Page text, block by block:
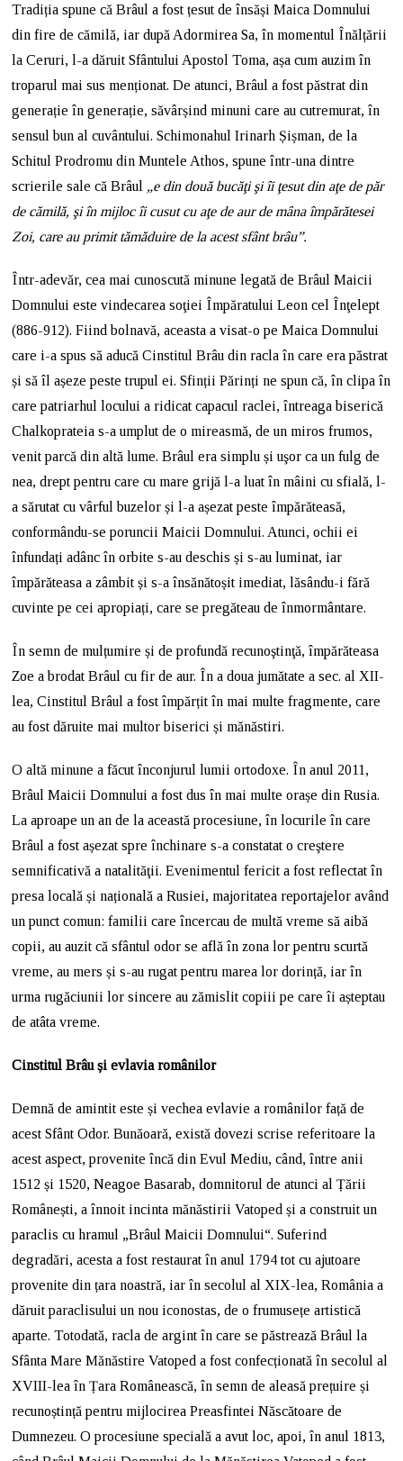
Tradiția spune că Brâul a fost țesut de însăși Maica Domnului
din fire de cămilă, iar după Adormirea Sa, în momentul Înălțării
la Ceruri, l-a dăruit Sfântului Apostol Toma, așa cum auzim în
troparul mai sus menționat. De atunci, Brâul a fost păstrat din
generație în generație, săvârșind minuni care au cutremurat, în
sensul bun al cuvântului. Schimonahul Irinarh Șișman, de la
Schitul Prodromu din Muntele Athos, spune într-una dintre
scrierile sale că Brâul „e din două bucăţi şi îi ţesut din aţe de păr
de cămilă, şi în mijloc îi cusut cu aţe de aur de mâna împărătesei
Zoi, care au primit tămăduire de la acest sfânt brâu”.
Într-adevăr, cea mai cunoscută minune legată de Brâul Maicii
Domnului este vindecarea soţiei Împăratului Leon cel Înţelept
(886-912). Fiind bolnavă, aceasta a visat-o pe Maica Domnului
care i-a spus să aducă Cinstitul Brâu din racla în care era păstrat
și să îl așeze peste trupul ei. Sfinții Părinți ne spun că, în clipa în
care patriarhul locului a ridicat capacul raclei, întreaga biserică
Chalkoprateia s-a umplut de o mireasmă, de un miros frumos,
venit parcă din altă lume. Brâul era simplu și uşor ca un fulg de
nea, drept pentru care cu mare grijă l-a luat în mâini cu sfială, l-
a sărutat cu vârful buzelor și l-a așezat peste împărăteasă,
conformându-se poruncii Maicii Domnului. Atunci, ochii ei
înfundați adânc în orbite s-au deschis și s-au luminat, iar
împărăteasa a zâmbit și s-a însănătoșit imediat, lăsându-i fără
cuvinte pe cei apropiați, care se pregăteau de înmormântare.
În semn de mulțumire și de profundă recunoştinţă, împărăteasa
Zoe a brodat Brâul cu fir de aur. În a doua jumătate a sec. al XII-
lea, Cinstitul Brâul a fost împărțit în mai multe fragmente, care
au fost dăruite mai multor biserici și mănăstiri.
O altă minune a făcut înconjurul lumii ortodoxe. În anul 2011,
Brâul Maicii Domnului a fost dus în mai multe orașe din Rusia.
La aproape un an de la această procesiune, în locurile în care
Brâul a fost așezat spre închinare s-a constatat o creştere
semnificativă a natalităţii. Evenimentul fericit a fost reflectat în
presa locală și națională a Rusiei, majoritatea reportajelor având
un punct comun: familii care încercau de multă vreme să aibă
copii, au auzit că sfântul odor se află în zona lor pentru scurtă
vreme, au mers și s-au rugat pentru marea lor dorință, iar în
urma rugăciunii lor sincere au zămislit copiii pe care îi așteptau
de atâta vreme.
Cinstitul Brâu și evlavia românilor
Demnă de amintit este și vechea evlavie a românilor față de
acest Sfânt Odor. Bunăoară, există dovezi scrise referitoare la
acest aspect, provenite încă din Evul Mediu, când, între anii
1512 și 1520, Neagoe Basarab, domnitorul de atunci al Țării
Românești, a înnoit incinta mănăstirii Vatoped și a construit un
paraclis cu hramul „Brâul Maicii Domnului“. Suferind
degradări, acesta a fost restaurat în anul 1794 tot cu ajutoare
provenite din țara noastră, iar în secolul al XIX-lea, România a
dăruit paraclisului un nou iconostas, de o frumusețe artistică
aparte. Totodată, racla de argint în care se păstrează Brâul la
Sfânta Mare Mănăstire Vatoped a fost confecționată în secolul al
XVIII-lea în Țara Românească, în semn de aleasă prețuire și
recunoștință pentru mijlocirea Preasfintei Născătoare de
Dumnezeu. O procesiune specială a avut loc, apoi, în anul 1813,